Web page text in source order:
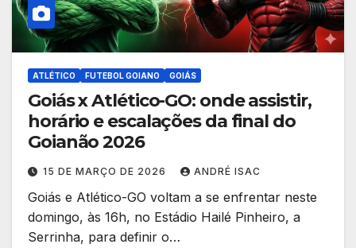
ATLÉTICO FUTEBOL GOIANO GOIÁS
Goiás x Atlético-GO: onde assistir,
horário e escalações da final do
Goianão 2026
15 DE MARÇO DE 2026 ANDRÉ ISAC
Goiás e Atlético-GO voltam a se enfrentar neste
domingo, às 16h, no Estádio Hailé Pinheiro, a
Serrinha, para definir o…